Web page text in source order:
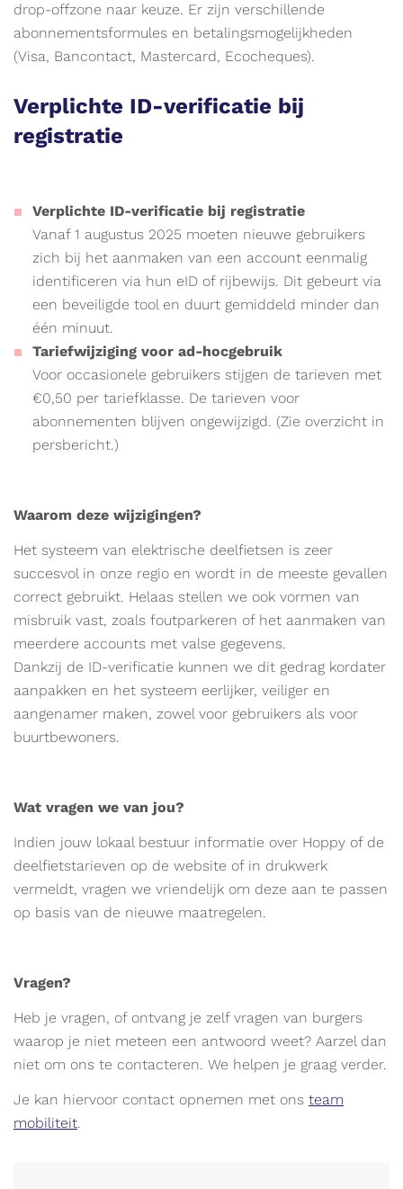
drop-offzone naar keuze. Er zijn verschillende
abonnementsformules en betalingsmogelijkheden
(Visa, Bancontact, Mastercard, Ecocheques).
Verplichte ID-verificatie bij
registratie
Verplichte ID-verificatie bij registratie
Vanaf 1 augustus 2025 moeten nieuwe gebruikers
zich bij het aanmaken van een account eenmalig
identificeren via hun eID of rijbewijs. Dit gebeurt via
een beveiligde tool en duurt gemiddeld minder dan
één minuut.
Tariefwijziging voor ad-hocgebruik
Voor occasionele gebruikers stijgen de tarieven met
€0,50 per tariefklasse. De tarieven voor
abonnementen blijven ongewijzigd. (Zie overzicht in
persbericht.)
Waarom deze wijzigingen?
Het systeem van elektrische deelfietsen is zeer
succesvol in onze regio en wordt in de meeste gevallen
correct gebruikt. Helaas stellen we ook vormen van
misbruik vast, zoals foutparkeren of het aanmaken van
meerdere accounts met valse gegevens.
Dankzij de ID-verificatie kunnen we dit gedrag kordater
aanpakken en het systeem eerlijker, veiliger en
aangenamer maken, zowel voor gebruikers als voor
buurtbewoners.
Wat vragen we van jou?
Indien jouw lokaal bestuur informatie over Hoppy of de
deelfietstarieven op de website of in drukwerk
vermeldt, vragen we vriendelijk om deze aan te passen
op basis van de nieuwe maatregelen.
Vragen?
Heb je vragen, of ontvang je zelf vragen van burgers
waarop je niet meteen een antwoord weet? Aarzel dan
niet om ons te contacteren. We helpen je graag verder.
Je kan hiervoor contact opnemen met ons team
mobiliteit.